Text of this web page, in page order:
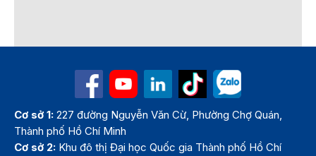
Cơ sở 1: 227 đường Nguyễn Văn Cừ, Phường Chợ Quán,
Thành phố Hồ Chí Minh
Cơ sở 2: Khu đô thị Đại học Quốc gia Thành phố Hồ Chí